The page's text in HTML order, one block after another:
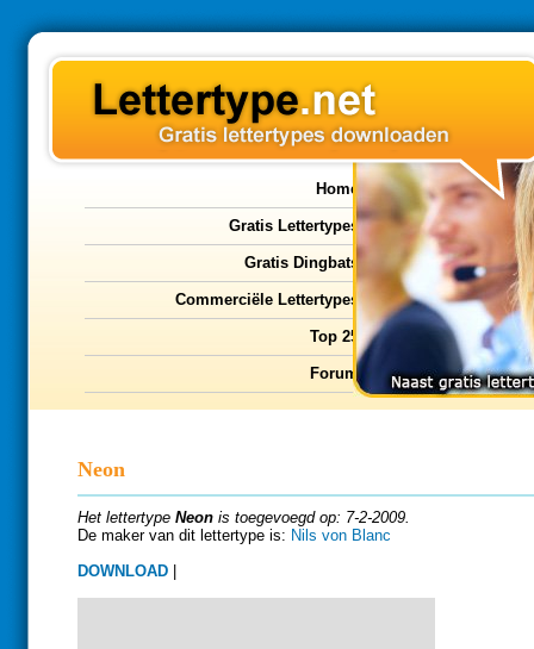
Home
Gratis Lettertypes
Gratis Dingbats
Commerciële Lettertypes
Top 25
Forum
Neon
Het lettertype Neon is toegevoegd op: 7-2-2009.
De maker van dit lettertype is: Nils von Blanc
DOWNLOAD